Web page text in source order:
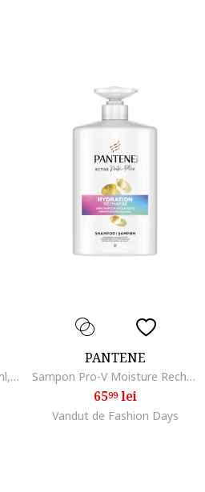
Sampon Defy Damage 300ml, Hydra Splash Hydrating
PANTENE
Sampon Pro-V Moisture Recharge pentru par normal si uscat cu tehnologie Active Nutri-Plex, fara uleiuri minerale, ml, 800 ml
6599lei
Vandut de Fashion Days